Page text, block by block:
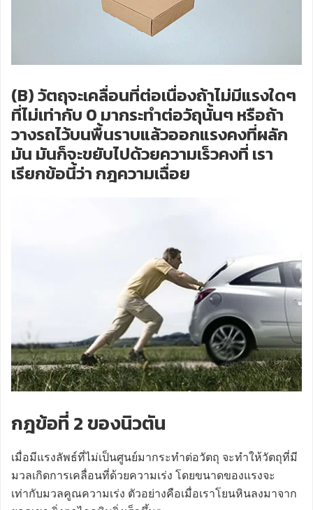
(B) วัตถุจะเคลื่อนที่ต่อเนื่องถ้าไม่มีแรงใดๆ
ที่ไม่เท่ากับ 0 มากระทำต่อวัถุนั้นๆ หรือถ้า
วางรถไว้บนพื้นราบแล้วออกแรงคงที่ผลัก
มัน มันก็จะขยับไปด้วยความเร็วคงที่ เรา
เรียกข้อนี้ว่า กฎความเฉื่อย
กฎข้อที่ 2 ของนิวตัน
เมื่อมีแรงลัพธ์ที่ไม่เป็นศูนย์มากระทำต่อวัตถุ จะทำให้วัตถุที่มี
มวลเกิดการเคลื่อนที่ด้วยความเร่ง โดยขนาดของแรงจะ
เท่ากับมวลคูณความเร่ง ตัวอย่างคือเมื่อเราโยนหินลงมาจาก